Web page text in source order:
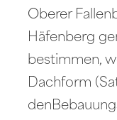
Oberer
Häfenberg
bestimmen,
Dachform